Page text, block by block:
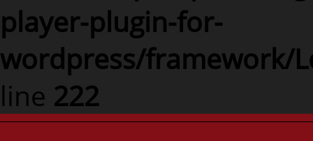
player-plugin-for-
wordpress/framework/
line 222